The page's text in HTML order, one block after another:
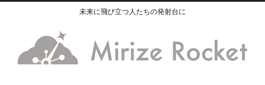
未来に飛び立つ人たちの発射台に